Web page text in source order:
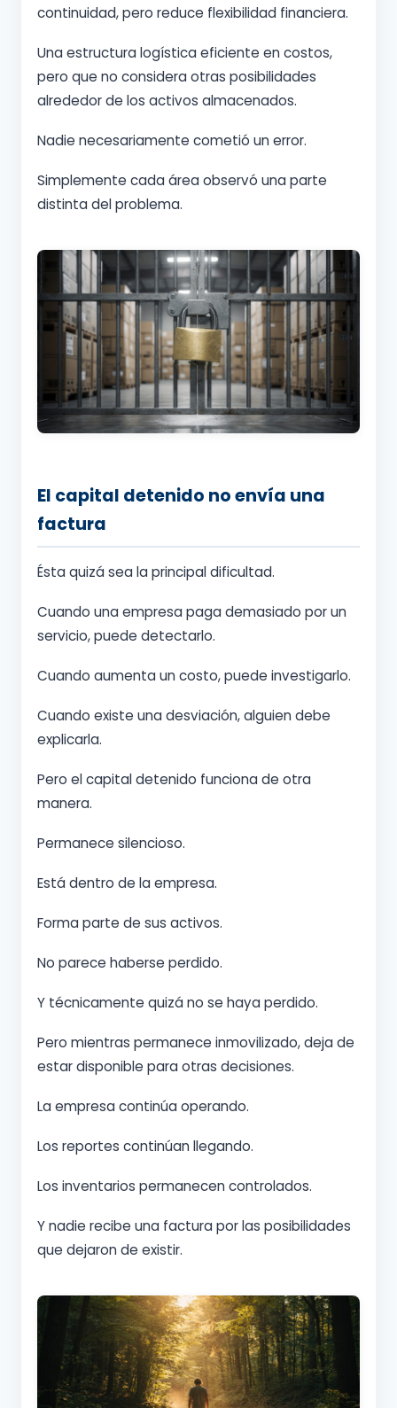
continuidad, pero reduce flexibilidad financiera.
Una estructura logística eficiente en costos,
pero que no considera otras posibilidades
alrededor de los activos almacenados.
Nadie necesariamente cometió un error.
Simplemente cada área observó una parte
distinta del problema.
El capital detenido no envía una
factura
Ésta quizá sea la principal dificultad.
Cuando una empresa paga demasiado por un
servicio, puede detectarlo.
Cuando aumenta un costo, puede investigarlo.
Cuando existe una desviación, alguien debe
explicarla.
Pero el capital detenido funciona de otra
manera.
Permanece silencioso.
Está dentro de la empresa.
Forma parte de sus activos.
No parece haberse perdido.
Y técnicamente quizá no se haya perdido.
Pero mientras permanece inmovilizado, deja de
estar disponible para otras decisiones.
La empresa continúa operando.
Los reportes continúan llegando.
Los inventarios permanecen controlados.
Y nadie recibe una factura por las posibilidades
que dejaron de existir.